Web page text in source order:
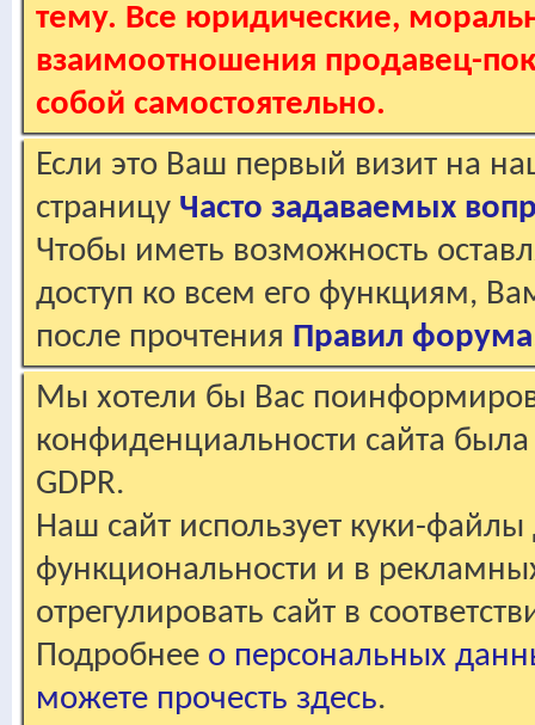
тему. Все юридические,
взаимоотношения продавец-
собой самостоятельно.
Если это Ваш первый визит на
страницу Часто задаваемых
Чтобы иметь возможность
доступ ко всем его функциям,
после прочтения Правил форума
Мы хотели бы Вас
конфиденциальности сайта
GDPR.
Наш сайт использует куки-файлы
функциональности и в
отрегулировать сайт в
Подробнее о персональных
можете прочесть здесь.